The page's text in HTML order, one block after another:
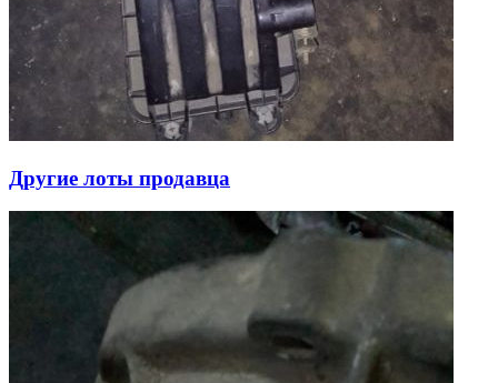
Другие лоты продавца